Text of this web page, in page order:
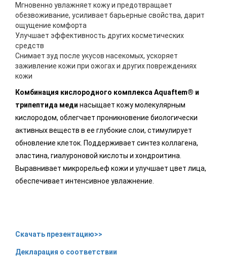
Мгновенно увлажняет кожу и предотвращает
обезвоживание, усиливает барьерные свойства, дарит
ощущение комфорта
Улучшает эффективность других косметических
средств
Снимает зуд после укусов насекомых, ускоряет
заживление кожи при ожогах и других повреждениях
кожи
Комбинация кислородного комплекса Aquaftem® и
трипептида меди насыщает кожу молекулярным
кислородом, облегчает проникновение биологически
активных веществ в ее глубокие слои, стимулирует
обновление клеток. Поддерживает синтез коллагена,
эластина, гиалуроновой кислоты и хондроитина.
Выравнивает микрорельеф кожи и улучшает цвет лица,
обеспечивает интенсивное увлажнение.
Скачать презентацию>>
Декларация о соответствии